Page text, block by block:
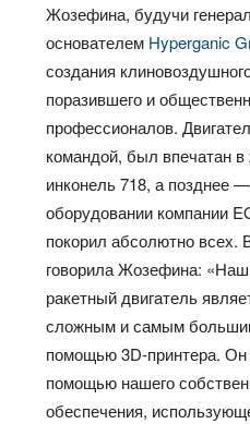
Жозефина, будучи
основателем Hyperganic
создания
поразившего и
профессионалов.
командой, был впечатан
инконель 718, а позднее
оборудовании компании
покорил абсолютно всех.
говорила Жозефина:
ракетный двигатель
сложным и самым
помощью 3D-принтера. Он
помощью нашего
обеспечения,